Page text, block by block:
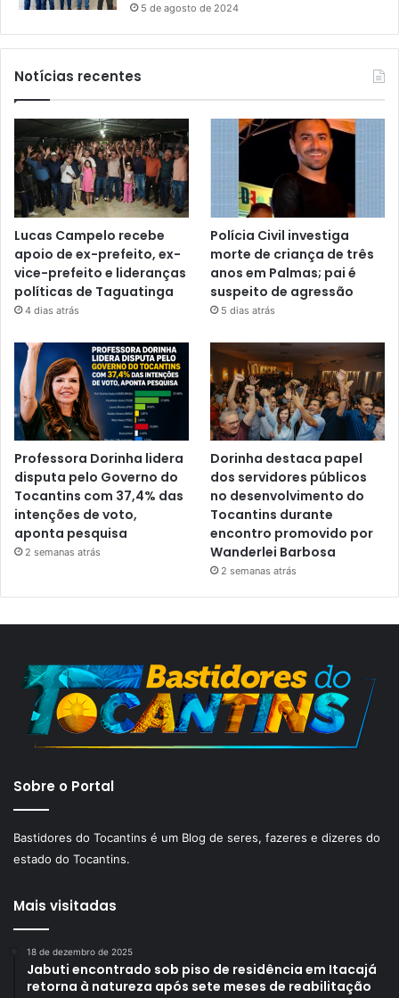
5 de agosto de 2024
Notícias recentes
Lucas Campelo recebe
apoio de ex-prefeito, ex-
vice-prefeito e lideranças
políticas de Taguatinga
4 dias atrás
Polícia Civil investiga
morte de criança de três
anos em Palmas; pai é
suspeito de agressão
5 dias atrás
Professora Dorinha lidera
disputa pelo Governo do
Tocantins com 37,4% das
intenções de voto,
aponta pesquisa
2 semanas atrás
Dorinha destaca papel
dos servidores públicos
no desenvolvimento do
Tocantins durante
encontro promovido por
Wanderlei Barbosa
2 semanas atrás
Sobre o Portal
Bastidores do Tocantins é um Blog de seres, fazeres e dizeres do
estado do Tocantins.
Mais visitadas
18 de dezembro de 2025
Jabuti encontrado sob piso de residência em Itacajá
retorna à natureza após sete meses de reabilitação